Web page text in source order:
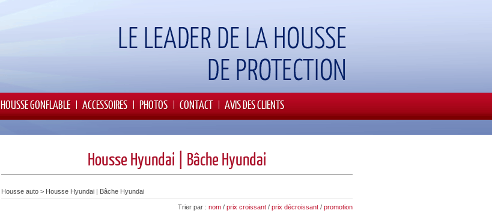
HOUSSE GONFLABLE ACCESSOIRES PHOTOS CONTACT AVIS DES CLIENTS
Housse Hyundai | Bâche Hyundai
Housse auto > Housse Hyundai | Bâche Hyundai
Trier par : nom / prix croissant / prix décroissant / promotion